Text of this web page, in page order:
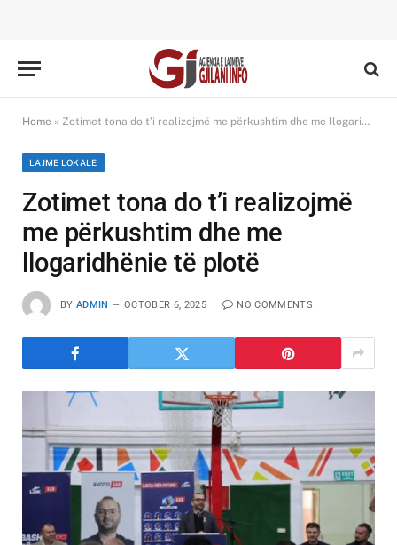
Home » Zotimet tona do t’i realizojmë me përkushtim dhe me llogaridhënie të plotë
LAJME LOKALE
Zotimet tona do t’i realizojmë
me përkushtim dhe me
llogaridhënie të plotë
BY ADMIN OCTOBER 6, 2025 NO COMMENTS